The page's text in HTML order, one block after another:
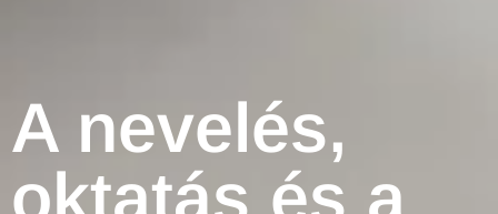
A nevelés,
oktatás és a